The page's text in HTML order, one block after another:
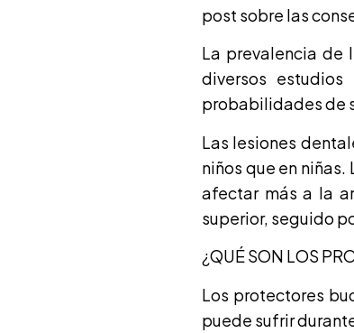
post sobre las
La prevalencia de
diversos
probabilidades de
Las lesiones
niños que en
afectar más a la
superior, seguido
¿QUÉ SON LOS
Los protectores
puede sufrir